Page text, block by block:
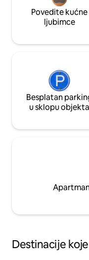
Povedite kućne
ljubimce
Besplatan
u sklopu objekta
Destinacije